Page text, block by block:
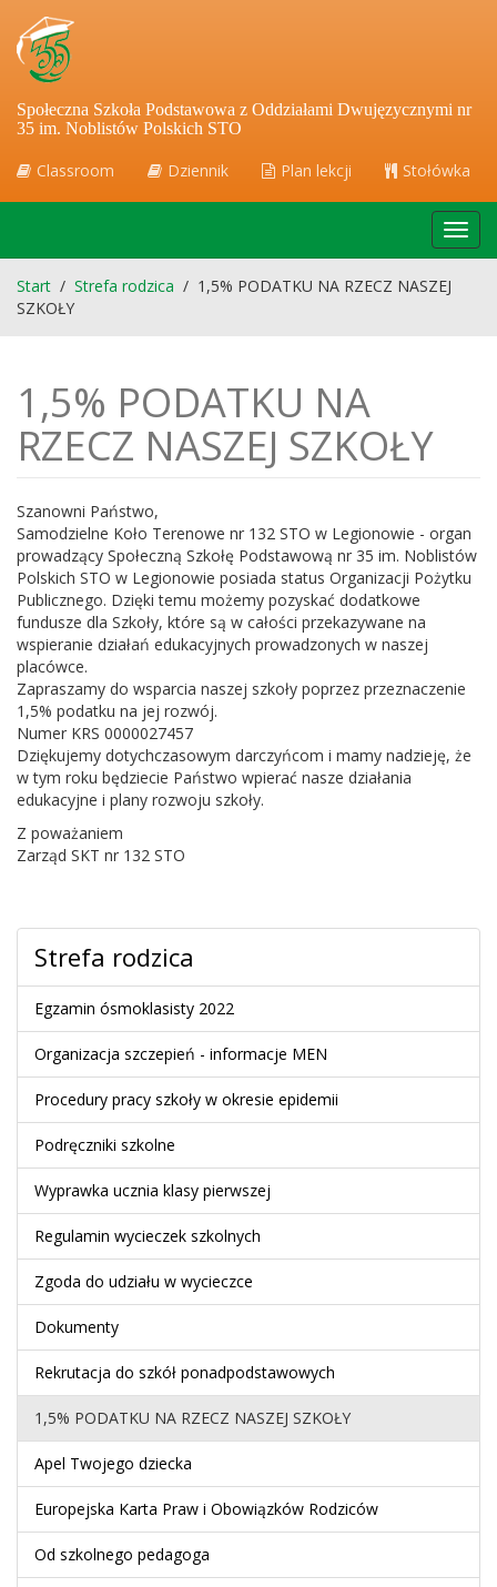
Społeczna Szkoła Podstawowa z Oddziałami Dwujęzycznymi nr
35 im. Noblistów Polskich STO
Classroom Dziennik Plan lekcji Stołówka
Start / Strefa rodzica / 1,5% PODATKU NA RZECZ NASZEJ
SZKOŁY
1,5% PODATKU NA
RZECZ NASZEJ SZKOŁY
Szanowni Państwo,
Samodzielne Koło Terenowe nr 132 STO w Legionowie - organ
prowadzący Społeczną Szkołę Podstawową nr 35 im. Noblistów
Polskich STO w Legionowie posiada status Organizacji Pożytku
Publicznego. Dzięki temu możemy pozyskać dodatkowe
fundusze dla Szkoły, które są w całości przekazywane na
wspieranie działań edukacyjnych prowadzonych w naszej
placówce.
Zapraszamy do wsparcia naszej szkoły poprzez przeznaczenie
1,5% podatku na jej rozwój.
Numer KRS 0000027457
Dziękujemy dotychczasowym darczyńcom i mamy nadzieję, że
w tym roku będziecie Państwo wpierać nasze działania
edukacyjne i plany rozwoju szkoły.
Z poważaniem
Zarząd SKT nr 132 STO
Strefa rodzica
Egzamin ósmoklasisty 2022
Organizacja szczepień - informacje MEN
Procedury pracy szkoły w okresie epidemii
Podręczniki szkolne
Wyprawka ucznia klasy pierwszej
Regulamin wycieczek szkolnych
Zgoda do udziału w wycieczce
Dokumenty
Rekrutacja do szkół ponadpodstawowych
1,5% PODATKU NA RZECZ NASZEJ SZKOŁY
Apel Twojego dziecka
Europejska Karta Praw i Obowiązków Rodziców
Od szkolnego pedagoga